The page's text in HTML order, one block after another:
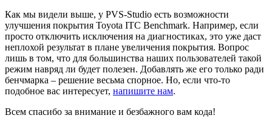
Как мы видели выше, у PVS-Studio есть возможности
улучшения покрытия Toyota ITC Benchmark. Например, если
просто отключить исключения на диагностиках, это уже даст
неплохой результат в плане увеличения покрытия. Вопрос
лишь в том, что для большинства наших пользователей такой
режим навряд ли будет полезен. Добавлять же его только ради
бенчмарка – решение весьма спорное. Но, если что-то
подобное вас интересует, напишите нам.
Всем спасибо за внимание и безбажного вам кода!